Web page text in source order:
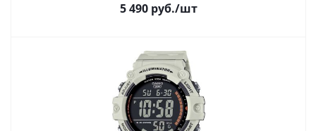
5 490 руб./шт